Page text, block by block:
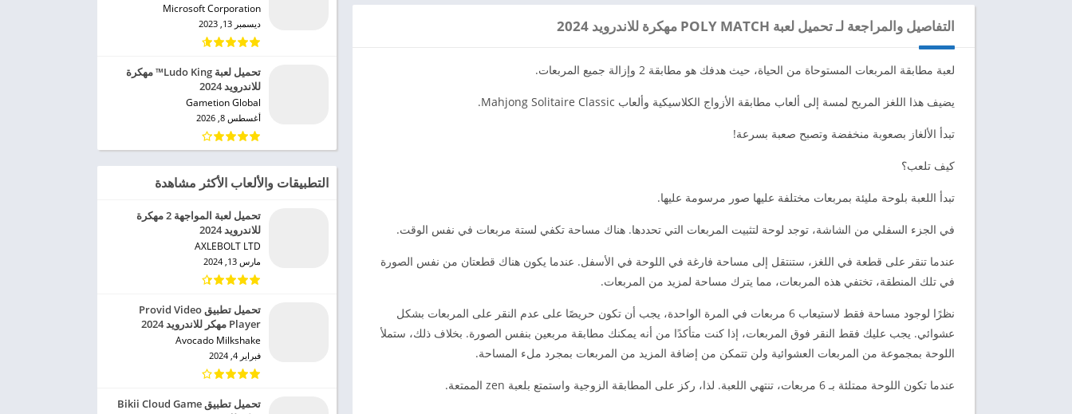
التفاصيل والمراجعة لـ تحميل لعبة POLY MATCH مهكرة للاندرويد 2024
لعبة مطابقة المربعات المستوحاة من الحياة، حيث هدفك هو مطابقة 2 وإزالة جميع المربعات.
يضيف هذا اللغز المريح لمسة إلى ألعاب مطابقة الأزواج الكلاسيكية وألعاب Mahjong Solitaire Classic.
تبدأ الألغاز بصعوبة منخفضة وتصبح صعبة بسرعة!
كيف تلعب؟
تبدأ اللعبة بلوحة مليئة بمربعات مختلفة عليها صور مرسومة عليها.
في الجزء السفلي من الشاشة، توجد لوحة لتثبيت المربعات التي تحددها. هناك مساحة تكفي لستة مربعات في نفس الوقت.
عندما تنقر على قطعة في اللغز، ستنتقل إلى مساحة فارغة في اللوحة في الأسفل. عندما يكون هناك قطعتان من نفس الصورة
في تلك المنطقة، تختفي هذه المربعات، مما يترك مساحة لمزيد من المربعات.
نظرًا لوجود مساحة فقط لاستيعاب 6 مربعات في المرة الواحدة، يجب أن تكون حريصًا على عدم النقر على المربعات بشكل
عشوائي. يجب عليك فقط النقر فوق المربعات، إذا كنت متأكدًا من أنه يمكنك مطابقة مربعين بنفس الصورة. بخلاف ذلك، ستملأ
اللوحة بمجموعة من المربعات العشوائية ولن تتمكن من إضافة المزيد من المربعات بمجرد ملء المساحة.
عندما تكون اللوحة ممتلئة بـ 6 مربعات، تنتهي اللعبة. لذا، ركز على المطابقة الزوجية واستمتع بلعبة zen الممتعة.
Microsoft Corporation‏
ديسمبر 13, 2023
تحميل لعبة Ludo King™ مهكرة
للاندرويد 2024
Gametion Global‏
أغسطس 8, 2026
التطبيقات والألعاب الأكثر مشاهدة
تحميل لعبة المواجهة 2 مهكرة
للاندرويد 2024
AXLEBOLT LTD‏
مارس 13, 2024
تحميل تطبيق Provid Video
Player مهكر للاندرويد 2024
Avocado Milkshake‏
فبراير 4, 2024
تحميل تطبيق Bikii Cloud Game